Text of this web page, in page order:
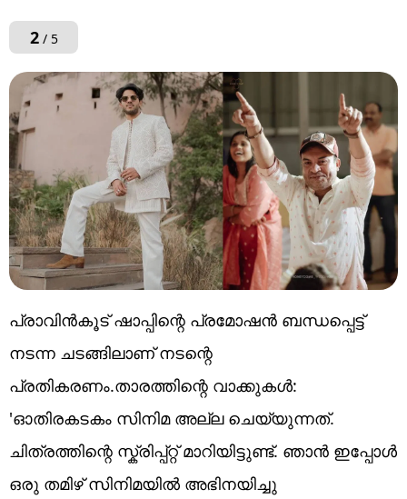
2/ 5
പ്രാവിൻകൂട് ഷാപ്പിന്റെ പ്രമോഷൻ ബന്ധപ്പെട്ട്
നടന്ന ചടങ്ങിലാണ് നടന്റെ
പ്രതികരണം.താരത്തിന്റെ വാക്കുകൾ:
'ഓതിരകടകം സിനിമ അല്ല ചെയ്യുന്നത്.
ചിത്രത്തിന്റെ സ്ക്രിപ്പ്റ്റ് മാറിയിട്ടുണ്ട്. ഞാൻ ഇപ്പോൾ
ഒരു തമിഴ് സിനിമയിൽ അഭിനയിച്ചു